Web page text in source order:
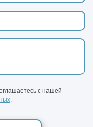
с нашей